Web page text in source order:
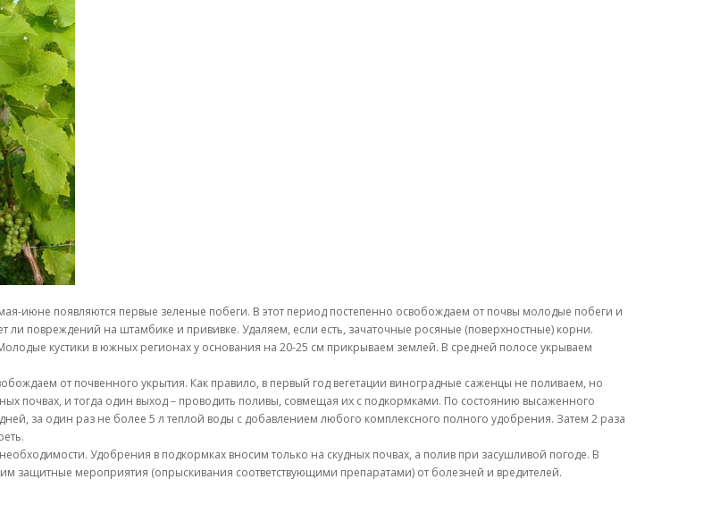
июне появляются первые зеленые побеги. В этот период постепенно освобождаем от почвы молодые побеги и
повреждений на штамбике и прививке. Удаляем, если есть, зачаточные росяные (поверхностные) корни.
кустики в южных регионах у основания на 20-25 см прикрываем землей. В средней полосе укрываем
от почвенного укрытия. Как правило, в первый год вегетации виноградные саженцы не поливаем, но
почвах, и тогда один выход – проводить поливы, совмещая их с подкормками. По состоянию высаженного
за один раз не более 5 л теплой воды с добавлением любого комплексного полного удобрения. Затем 2 раза
Удобрения в подкормках вносим только на скудных почвах, а полив при засушливой погоде. В
защитные мероприятия (опрыскивания соответствующими препаратами) от болезней и вредителей.